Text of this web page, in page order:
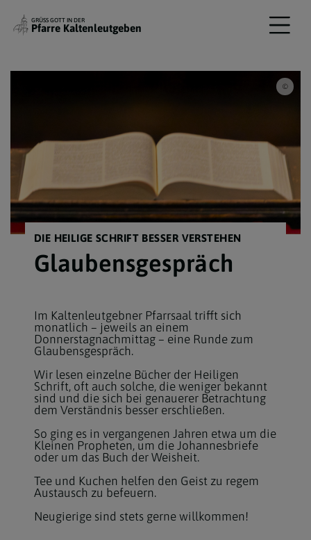
GRÜSS GOTT IN DER
Pfarre Kaltenleutgeben
DIE HEILIGE SCHRIFT BESSER VERSTEHEN
Glaubensgespräch
Im Kaltenleutgebner Pfarrsaal trifft sich
monatlich – jeweils an einem
Donnerstagnachmittag – eine Runde zum
Glaubensgespräch.
Wir lesen einzelne Bücher der Heiligen
Schrift, oft auch solche, die weniger bekannt
sind und die sich bei genauerer Betrachtung
dem Verständnis besser erschließen.
So ging es in vergangenen Jahren etwa um die
Kleinen Propheten, um die Johannesbriefe
oder um das Buch der Weisheit.
Tee und Kuchen helfen den Geist zu regem
Austausch zu befeuern.
Neugierige sind stets gerne willkommen!